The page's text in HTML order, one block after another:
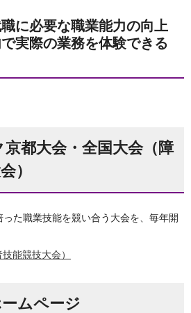
に必要な職業能力の向上
実際の業務を体験できる
都大会・全国大会（障
）
た職業技能を競い合う大会を、毎年開
能競技大会）
ムページ